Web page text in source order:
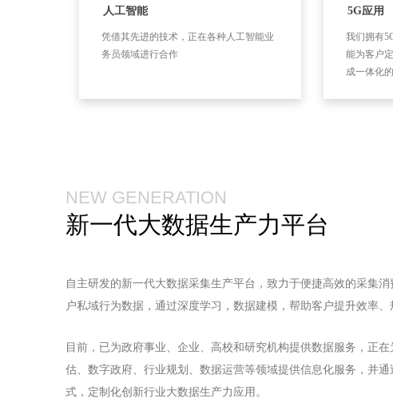
人工智能
凭借其先进的技术，正在各种人工智能业
务员领域进行合作
5G应用
我们拥有
能为客户
成一体化
新一代大数据生产力平台
NEW GENERATION
自主研发的新一代大数据采集生产平台，致力于便捷高效的采集
户私域行为数据，通过深度学习，数据建模，帮助客户提升效率、
目前，已为政府事业、企业、高校和研究机构提供数据服务，正
估、数字政府、行业规划、数据运营等领域提供信息化服务，并
式，定制化创新行业大数据生产力应用。